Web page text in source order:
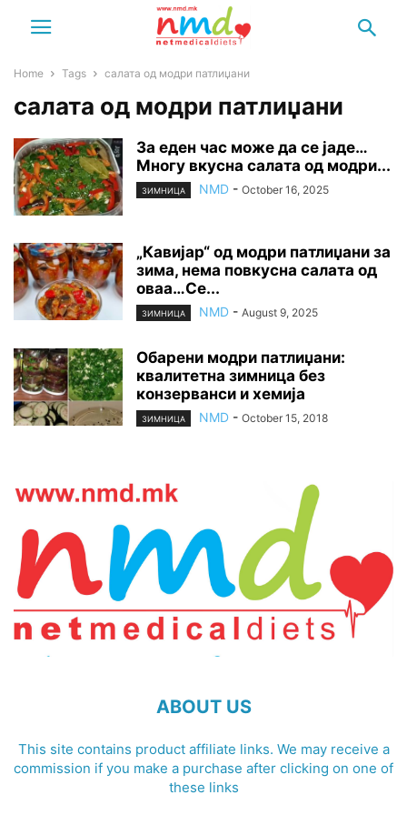
Home Tags салата од модри патлиџани
салата од модри патлиџани
За еден час може да се јаде…
Многу вкусна салата од модри...
ЗИМНИЦА NMD - October 16, 2025
„Кавијар“ од модри патлиџани за
зима, нема повкусна салата од
оваа…Се...
ЗИМНИЦА NMD - August 9, 2025
Обарени модри патлиџани:
квалитетна зимница без
конзерванси и хемија
ЗИМНИЦА NMD - October 15, 2018
ABOUT US
This site contains product affiliate links. We may receive a
commission if you make a purchase after clicking on one of
these links